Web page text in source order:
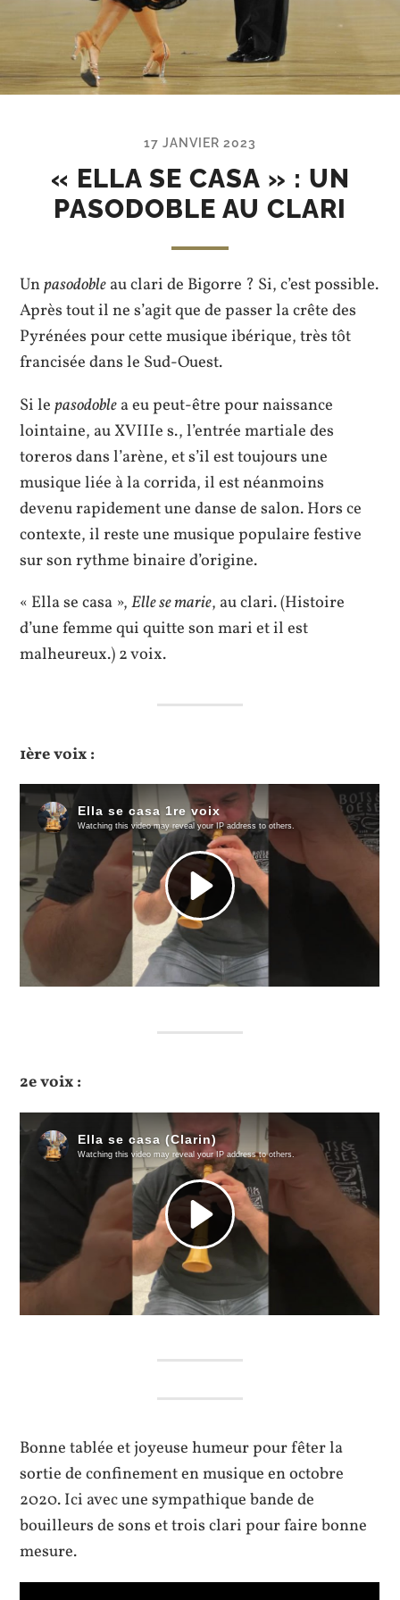
17 JANVIER 2023
« ELLA SE CASA » : UN
PASODOBLE AU CLARI
Unpasodobleau clari de Bigorre ? Si, c’est possible.
Après tout il ne s’agit que de passer la crête des
Pyrénées pour cette musique ibérique, très tôt
francisée dans le Sud-Ouest.
Si lepasodoblea eu peut-être pour naissance
lointaine, au XVIIIe s., l’entrée martiale des
toreros dans l’arène, et s’il est toujours une
musique liée à la corrida, il est néanmoins
devenu rapidement une danse de salon. Hors ce
contexte, il reste une musique populaire festive
sur son rythme binaire d’origine.
« Ella se casa »,Elle se marie, au clari. (Histoire
d’une femme qui quitte son mari et il est
malheureux.) 2 voix.
1ère voix :
2e voix :
Bonne tablée et joyeuse humeur pour fêter la
sortie de confinement en musique en octobre
2020. Ici avec une sympathique bande de
bouilleurs de sons et trois clari pour faire bonne
mesure.